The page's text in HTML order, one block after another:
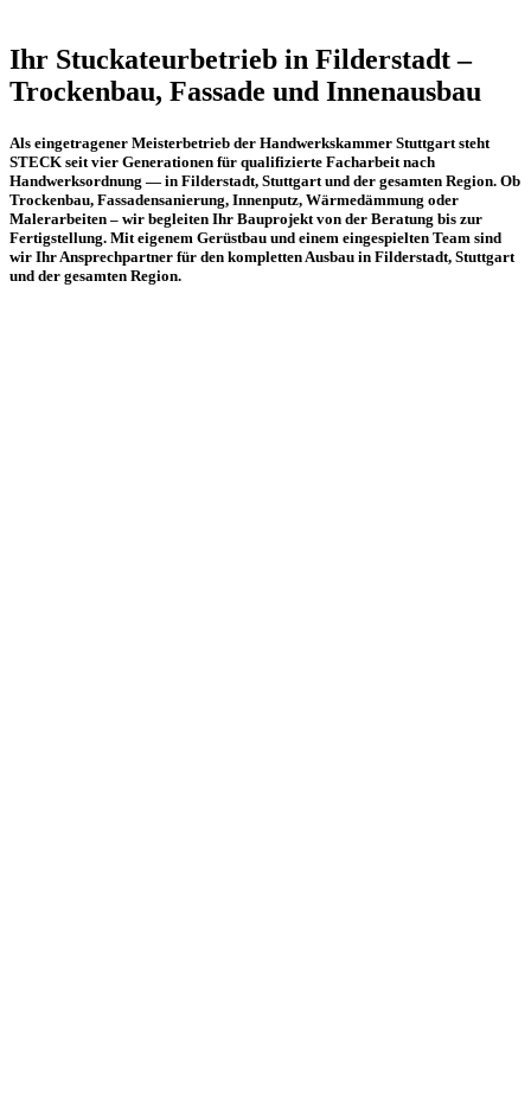
Ihr Stuckateurbetrieb in Filderstadt –
Trockenbau, Fassade und Innenausbau
Als eingetragener Meisterbetrieb der Handwerkskammer Stuttgart steht
STECK seit vier Generationen für qualifizierte Facharbeit nach
Handwerksordnung — in Filderstadt, Stuttgart und der gesamten Region. Ob
Trockenbau, Fassadensanierung, Innenputz, Wärmedämmung oder
Malerarbeiten – wir begleiten Ihr Bauprojekt von der Beratung bis zur
Fertigstellung. Mit eigenem Gerüstbau und einem eingespielten Team sind
wir Ihr Ansprechpartner für den kompletten Ausbau in Filderstadt, Stuttgart
und der gesamten Region.